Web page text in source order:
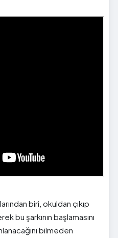
biri, okuldan çıkıp
bu şarkının başlamasını
bilmeden